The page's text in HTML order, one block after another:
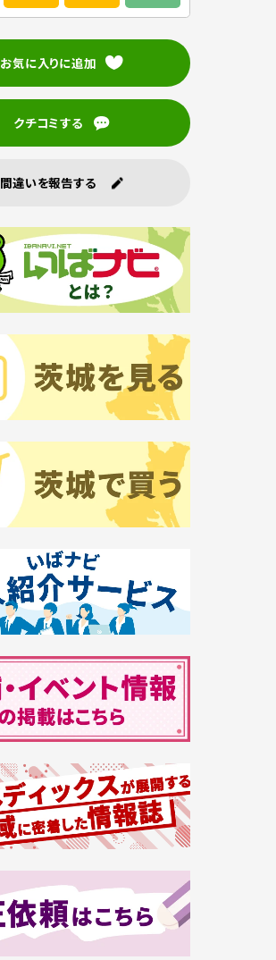
お気に入りに追加
クチコミする
間違いを報告する